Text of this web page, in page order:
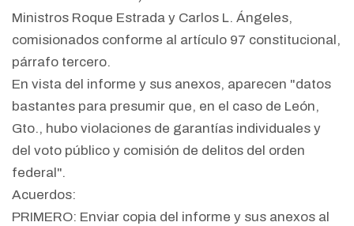
Ministros Roque Estrada y Carlos L. Ángeles,
comisionados conforme al artículo 97 constitucional,
párrafo tercero.
En vista del informe y sus anexos, aparecen "datos
bastantes para presumir que, en el caso de León,
Gto., hubo violaciones de garantías individuales y
del voto público y comisión de delitos del orden
federal".
Acuerdos:
PRIMERO: Enviar copia del informe y sus anexos al